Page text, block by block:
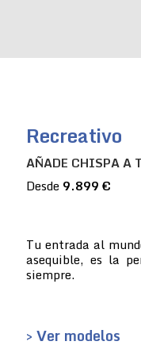
Recreativo
AÑADE CHISPA A
Desde 9.899 €
Tu entrada al
asequible, es la
siempre.
> Ver modelos